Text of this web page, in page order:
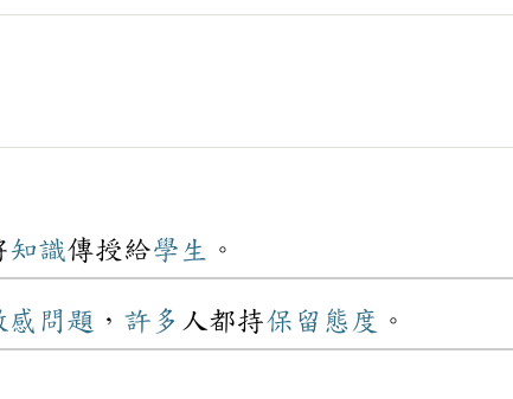
知識傳授給學生 。
感 問題 ， 許多 人都持保留 態度 。